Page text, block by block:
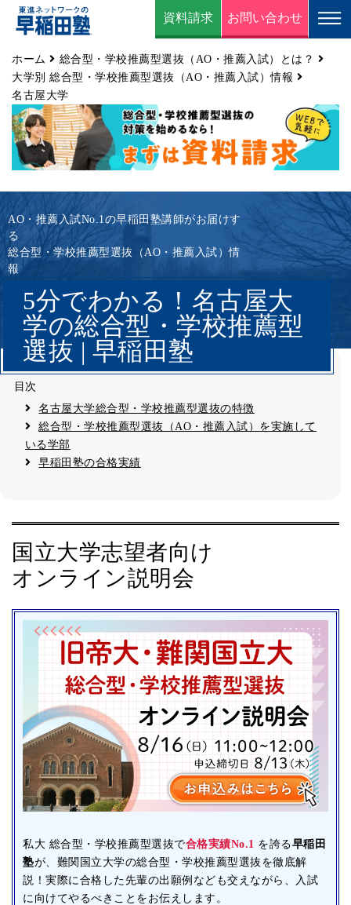
資料請求 お問い合わせ
ホーム
総合型・学校推薦型選抜（AO・推薦入試）とは？
大学別 総合型・学校推薦型選抜（AO・推薦入試）情報
名古屋大学
AO・推薦入試No.1の早稲田塾講師がお届けす
る
総合型・学校推薦型選抜（AO・推薦入試）情
報
5分でわかる！名古屋大
学の総合型・学校推薦型
選抜 | 早稲田塾
目次
名古屋大学総合型・学校推薦型選抜の特徴
総合型・学校推薦型選抜（AO・推薦入試）を実施して
いる学部
早稲田塾の合格実績
国立大学志望者向け
オンライン説明会
私大 総合型・学校推薦型選抜で合格実績No.1 を誇る早稲田
塾が、難関国立大学の総合型・学校推薦型選抜を徹底解
説！実際に合格した先輩の出願例なども交えながら、入試
に向けてやるべきことをお伝えします。